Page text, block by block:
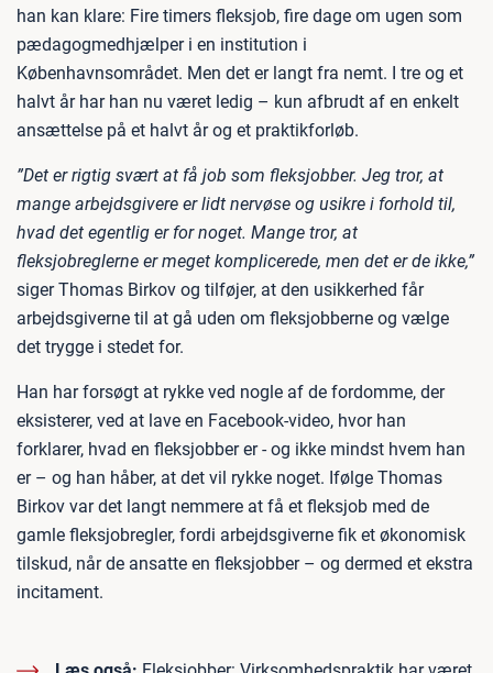
han kan klare: Fire timers fleksjob, fire dage om ugen som
pædagogmedhjælper i en institution i
Københavnsområdet. Men det er langt fra nemt. I tre og et
halvt år har han nu været ledig – kun afbrudt af en enkelt
ansættelse på et halvt år og et praktikforløb.
”Det er rigtig svært at få job som fleksjobber. Jeg tror, at
mange arbejdsgivere er lidt nervøse og usikre i forhold til,
hvad det egentlig er for noget. Mange tror, at
fleksjobreglerne er meget komplicerede, men det er de ikke,”
siger Thomas Birkov og tilføjer, at den usikkerhed får
arbejdsgiverne til at gå uden om fleksjobberne og vælge
det trygge i stedet for.
Han har forsøgt at rykke ved nogle af de fordomme, der
eksisterer, ved at lave en Facebook-video, hvor han
forklarer, hvad en fleksjobber er - og ikke mindst hvem han
er – og han håber, at det vil rykke noget. Ifølge Thomas
Birkov var det langt nemmere at få et fleksjob med de
gamle fleksjobregler, fordi arbejdsgiverne fik et økonomisk
tilskud, når de ansatte en fleksjobber – og dermed et ekstra
incitament.